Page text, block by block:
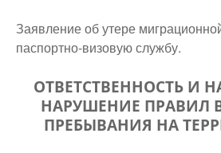
Заявление об утере
паспортно-визовую службу.
ОТВЕТСТВЕННОСТЬ И
НАРУШЕНИЕ ПРАВИЛ
ПРЕБЫВАНИЯ НА